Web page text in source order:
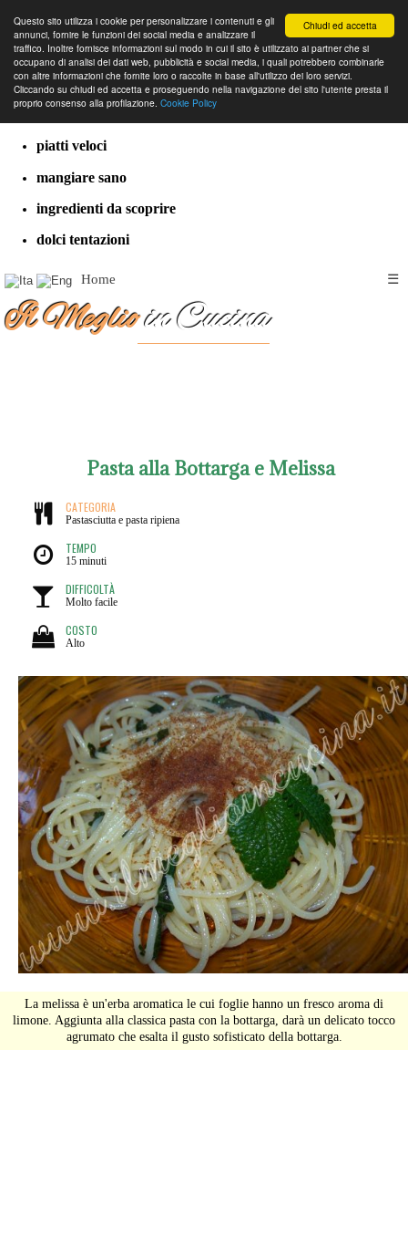
Chiudi ed accetta
Questo sito utilizza i cookie per personalizzare i contenuti e gli
annunci, fornire le funzioni dei social media e analizzare il
traffico. Inoltre fornisce informazioni sul modo in cui il sito è utilizzato ai partner che si
occupano di analisi dei dati web, pubblicità e social media, i quali potrebbero combinarle
con altre informazioni che fornite loro o raccolte in base all'utilizzo dei loro servizi.
Cliccando su chiudi ed accetta e proseguendo nella navigazione del sito l'utente presta il
proprio consenso alla profilazione. Cookie Policy
cucina dal mondo
ricette classiche
piatti veloci
mangiare sano
ingredienti da scoprire
dolci tentazioni
Home ☰
Il Meglioin Cucina
Pasta alla Bottarga e Melissa
CATEGORIA
Pastasciutta e pasta ripiena
TEMPO
15 minuti
DIFFICOLTÀ
Molto facile
COSTO
Alto
La melissa è un'erba aromatica le cui foglie hanno un fresco aroma di
limone. Aggiunta alla classica pasta con la bottarga, darà un delicato tocco
agrumato che esalta il gusto sofisticato della bottarga.